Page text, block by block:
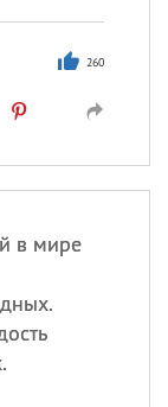
260
в мире